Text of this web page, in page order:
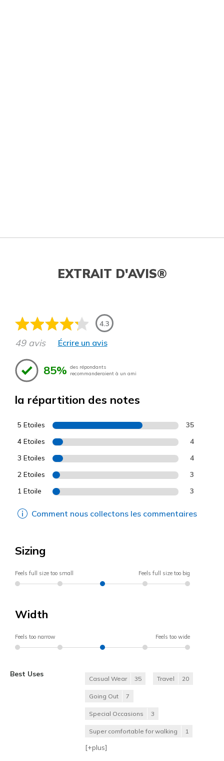
EXTRAIT D'AVIS®
4.3
49 avis Écrire un avis
85% des répondants
recommanderaient à un ami
la répartition des notes
5 Etoiles 35
4 Etoiles 4
3 Etoiles 4
2 Etoiles 3
1 Etoile 3
Comment nous collectons les commentaires
Sizing
Feels full size too small Feels full size too big
Width
Feels too narrow Feels too wide
Best Uses
Casual Wear 35 Travel 20
Going Out 7
Special Occasions 3
Super comfortable for walking 1
[+plus]